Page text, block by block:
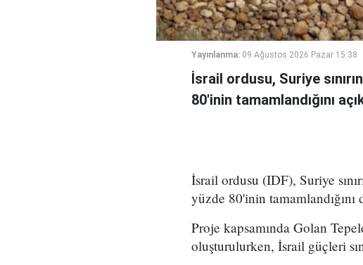
Yayınlanma: 09 Ağustos 2026 Pazar 15:38
İsrail ordusu, Suriye
80'inin tamamlandığını
İsrail ordusu (IDF), Suriye
yüzde 80'inin tamamlandığını
Proje kapsamında Golan
oluşturulurken, İsrail güçleri